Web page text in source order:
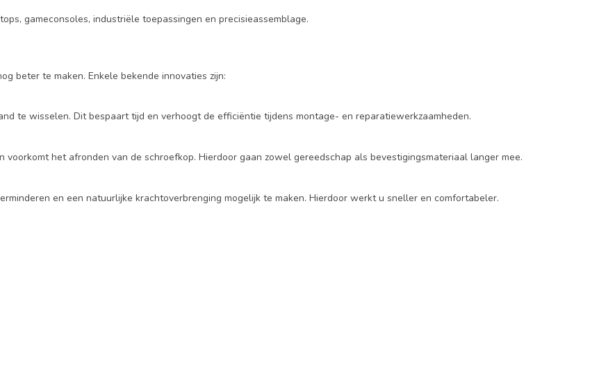
gameconsoles, industriële toepassingen en precisieassemblage.
beter te maken. Enkele bekende innovaties zijn:
te wisselen. Dit bespaart tijd en verhoogt de efficiëntie tijdens montage- en reparatiewerkzaamheden.
het afronden van de schroefkop. Hierdoor gaan zowel gereedschap als bevestigingsmateriaal langer mee.
en een natuurlijke krachtoverbrenging mogelijk te maken. Hierdoor werkt u sneller en comfortabeler.